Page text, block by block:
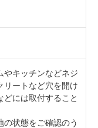
やキッチンなどネジ
リートなど穴を開け
どには取付すること
の状態をご確認のう